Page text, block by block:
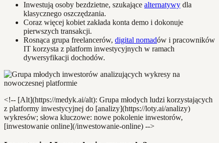
Inwestują osoby bezdzietne, szukające alternatywy dla
klasycznego oszczędzania.
Coraz więcej kobiet zakłada konta demo i dokonuje
pierwszych transakcji.
Rosnąca grupa freelancerów, digital nomadów i pracowników
IT korzysta z platform inwestycyjnych w ramach
dywersyfikacji dochodów.
<!-- [Alt](https://medyk.ai/alt): Grupa młodych ludzi korzystających
z platformy inwestycyjnej do [analizy](https://loty.ai/analizy)
wykresów; słowa kluczowe: nowe pokolenie inwestorów,
[inwestowanie online](/inwestowanie-online) -->